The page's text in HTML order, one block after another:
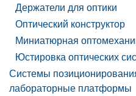
Держатели для оптики
Оптический конструктор
Миниатюрная
Юстировка оптических
Системы
лабораторные платформы